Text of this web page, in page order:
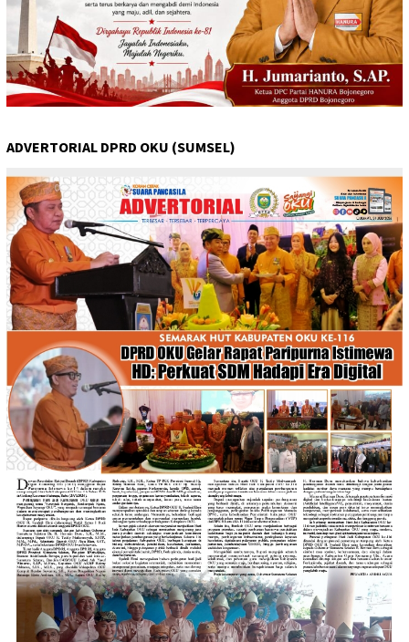
ADVERTORIAL DPRD OKU (SUMSEL)